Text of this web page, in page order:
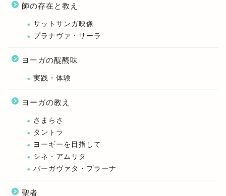
師の存在と教え
サットサンガ映像
プラナヴァ・サーラ
ヨーガの醍醐味
実践・体験
ヨーガの教え
さまらさ
タントラ
ヨーギーを目指して
シネ・アムリタ
バーガヴァタ・プラーナ
聖者